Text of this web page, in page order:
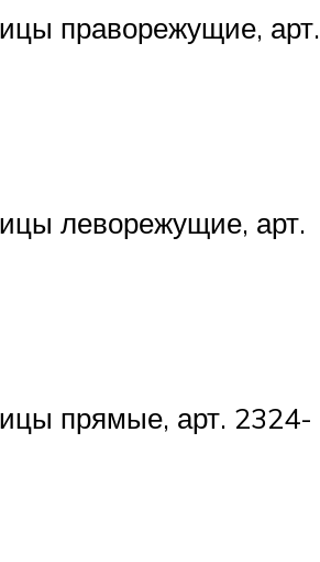
праворежущие, арт.
леворежущие, арт.
прямые, арт. 2324-